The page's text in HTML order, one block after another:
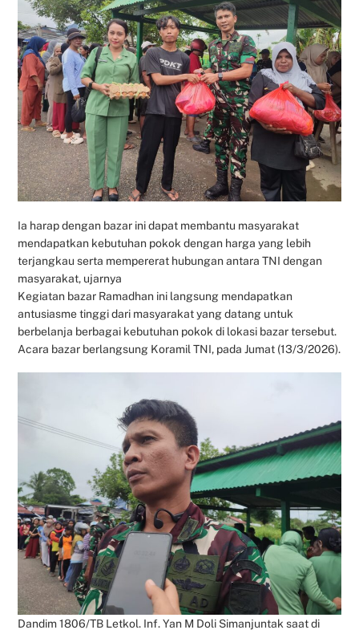
Ia harap dengan bazar ini dapat membantu masyarakat
mendapatkan kebutuhan pokok dengan harga yang lebih
terjangkau serta mempererat hubungan antara TNI dengan
masyarakat, ujarnya
Kegiatan bazar Ramadhan ini langsung mendapatkan
antusiasme tinggi dari masyarakat yang datang untuk
berbelanja berbagai kebutuhan pokok di lokasi bazar tersebut.
Acara bazar berlangsung Koramil TNI, pada Jumat (13/3/2026).
Dandim 1806/TB Letkol. Inf. Yan M Doli Simanjuntak saat di